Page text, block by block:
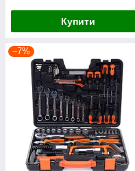
Купити
–7%